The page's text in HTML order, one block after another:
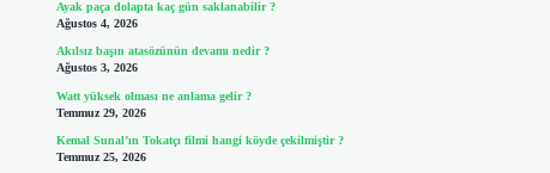
Ayak paça dolapta kaç gün saklanabilir ?
Ağustos 4, 2026
Akılsız başın atasözünün devamı nedir ?
Ağustos 3, 2026
Watt yüksek olması ne anlama gelir ?
Temmuz 29, 2026
Kemal Sunal’ın Tokatçı filmi hangi köyde çekilmiştir ?
Temmuz 25, 2026